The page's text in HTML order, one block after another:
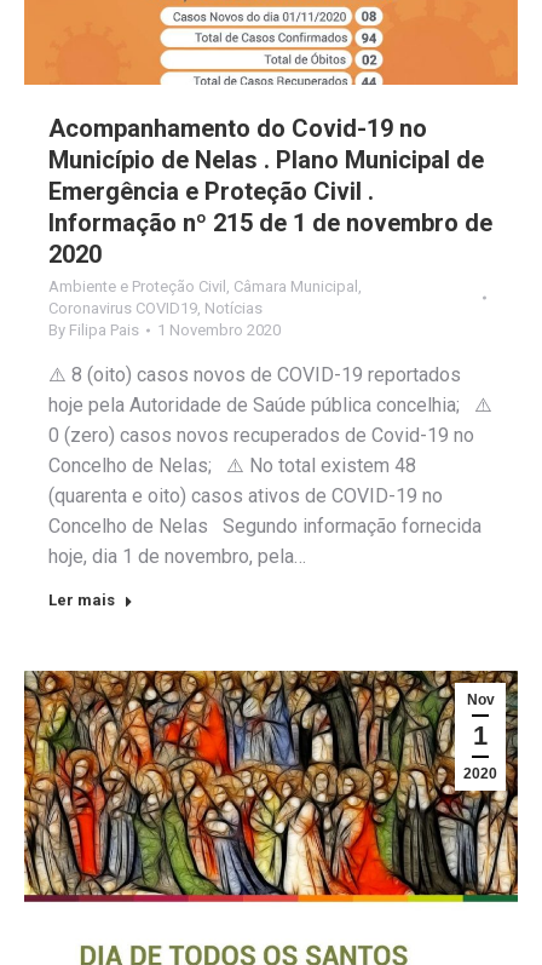
Acompanhamento do Covid-19 no
Município de Nelas . Plano Municipal de
Emergência e Proteção Civil .
Informação nº 215 de 1 de novembro de
2020
Ambiente e Proteção Civil , Câmara Municipal ,
Coronavirus COVID19, Notícias
By Filipa Pais 1 Novembro 2020
⚠️ 8 (oito) casos novos de COVID-19 reportados
hoje pela Autoridade de Saúde pública concelhia; ⚠️
0 (zero) casos novos recuperados de Covid-19 no
Concelho de Nelas; ⚠️ No total existem 48
(quarenta e oito) casos ativos de COVID-19 no
Concelho de Nelas Segundo informação fornecida
hoje, dia 1 de novembro, pela…
Ler mais
Nov
1
2020